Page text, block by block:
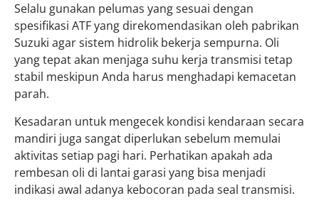
Selalu gunakan pelumas yang sesuai dengan
spesifikasi ATF yang direkomendasikan oleh pabrikan
Suzuki agar sistem hidrolik bekerja sempurna. Oli
yang tepat akan menjaga suhu kerja transmisi tetap
stabil meskipun Anda harus menghadapi kemacetan
parah.
Kesadaran untuk mengecek kondisi kendaraan secara
mandiri juga sangat diperlukan sebelum memulai
aktivitas setiap pagi hari. Perhatikan apakah ada
rembesan oli di lantai garasi yang bisa menjadi
indikasi awal adanya kebocoran pada seal transmisi.